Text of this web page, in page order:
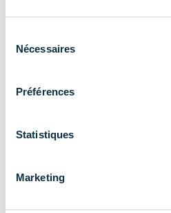
Nécessaires
Préférences
Statistiques
MarketingEn